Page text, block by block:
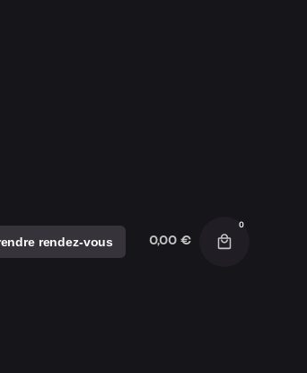
rendez-vous 0,00 €
0